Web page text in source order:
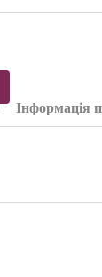
Інформація